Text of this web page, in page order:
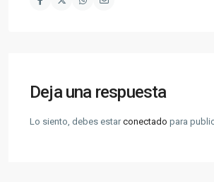
Deja una respuesta
Lo siento, debes estarconectado para